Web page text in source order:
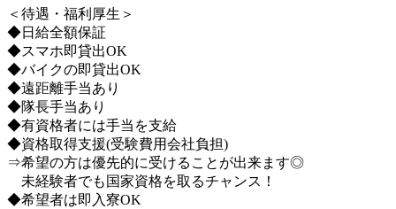
＜待遇・福利厚生＞
◆日給全額保証
◆スマホ即貸出OK
◆バイクの即貸出OK
◆遠距離手当あり
◆隊長手当あり
◆有資格者には手当を支給
◆資格取得支援(受験費用会社負担)
⇒希望の方は優先的に受けることが出来ます◎
未経験者でも国家資格を取るチャンス！
◆希望者は即入寮OK